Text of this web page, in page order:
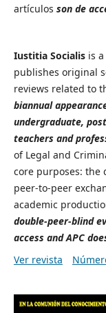
artículos son de
Iustitia Socialisis a
publishes original
reviews related to
biannual
undergraduate,
teachers and
of Legal and
core purposes: the
peer-to-peer
academic
double-peer-blind
access and APC
Ver revista